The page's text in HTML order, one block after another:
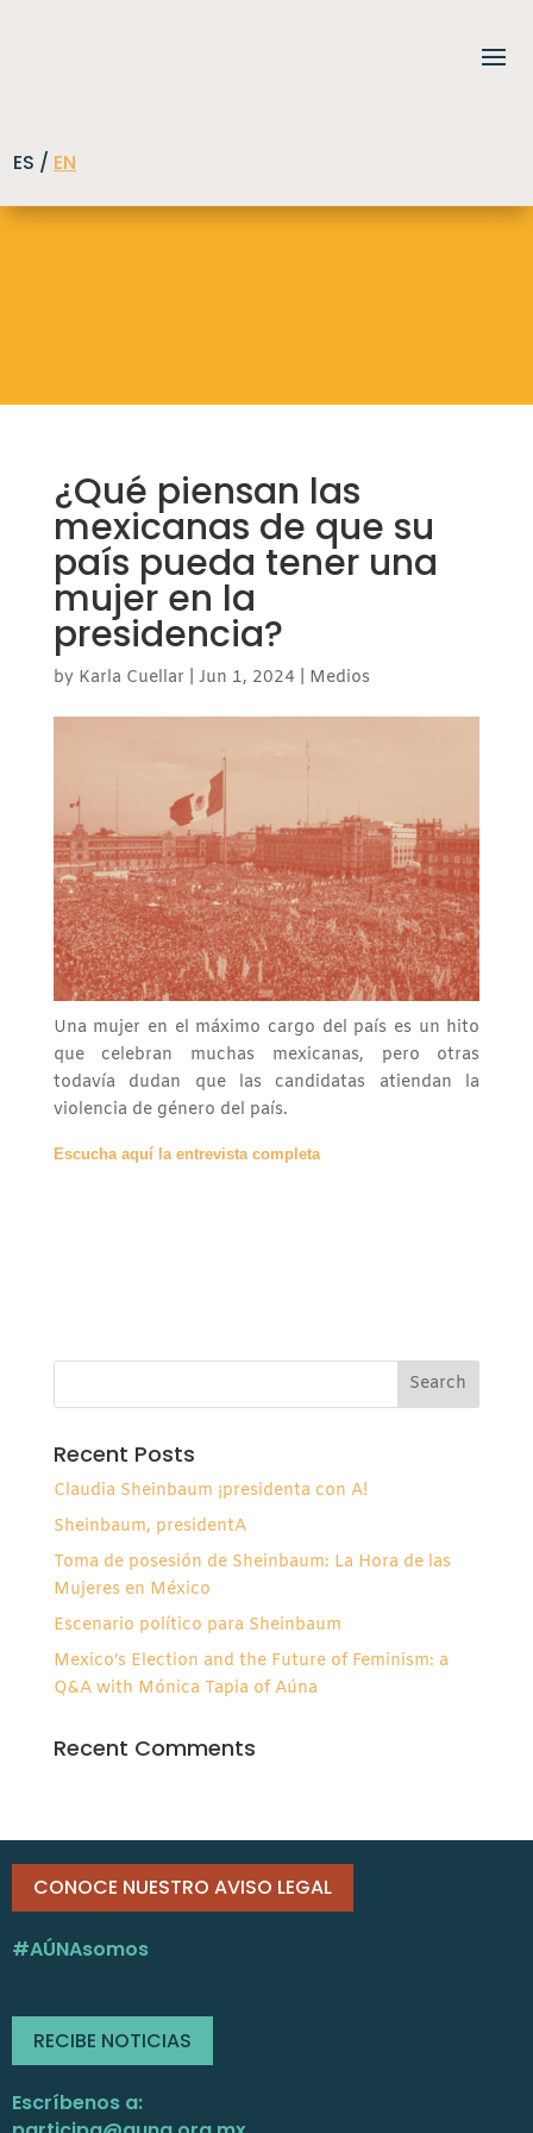
ES / EN
¿Qué piensan las
mexicanas de que su
país pueda tener una
mujer en la
presidencia?
by Karla Cuellar Jun 1, 2024| Medios
Una mujer en el máximo cargo del país es un hito
que celebran muchas mexicanas, pero otras
todavía dudan que las candidatas atiendan la
violencia de género del país.
Escucha aquí la entrevista completa
Recent Posts
Claudia Sheinbaum ¡presidenta con A!
Sheinbaum, presidentA
Toma de posesión de Sheinbaum: La Hora de las
Mujeres en México
Escenario político para Sheinbaum
Mexico’s Election and the Future of Feminism: a
Q&A with Mónica Tapia of Aúna
Recent Comments
CONOCE NUESTRO AVISO LEGAL
#AÚNAsomos
RECIBE NOTICIAS
Escríbenos a: